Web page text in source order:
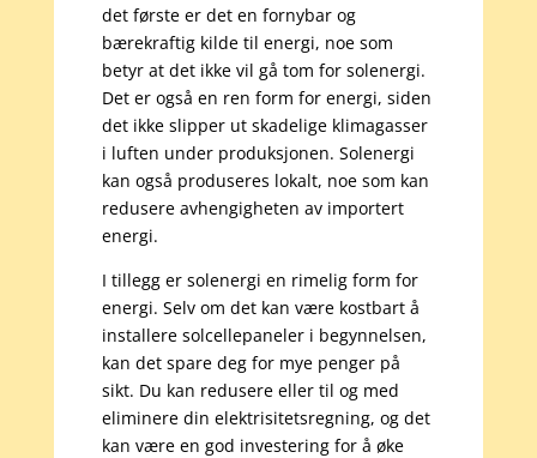
det første er det en fornybar og
bærekraftig kilde til energi, noe som
betyr at det ikke vil gå tom for solenergi.
Det er også en ren form for energi, siden
det ikke slipper ut skadelige klimagasser
i luften under produksjonen. Solenergi
kan også produseres lokalt, noe som kan
redusere avhengigheten av importert
energi.
I tillegg er solenergi en rimelig form for
energi. Selv om det kan være kostbart å
installere solcellepaneler i begynnelsen,
kan det spare deg for mye penger på
sikt. Du kan redusere eller til og med
eliminere din elektrisitetsregning, og det
kan være en god investering for å øke